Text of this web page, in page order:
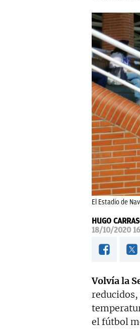
El Estadio de
HUGO
18/10/2020
Volvía la
el fútbol